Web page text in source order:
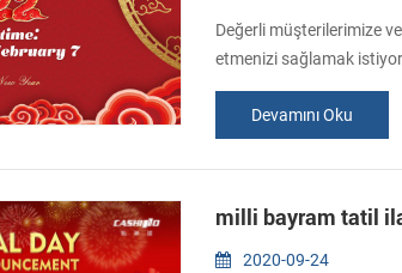
Değerli müşterilerimize
etmenizi sağlamak
7 Ocak - 7 Ocak - 7 Ocak
edilecektir, ancak
koyulmayacaktır. Her...
Devamını Oku
milli bayram tatil
2020-09-24